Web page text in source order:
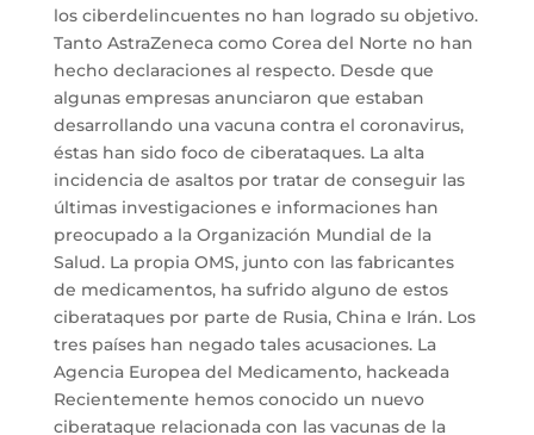
los ciberdelincuentes no han logrado su objetivo.
Tanto AstraZeneca como Corea del Norte no han
hecho declaraciones al respecto. Desde que
algunas empresas anunciaron que estaban
desarrollando una vacuna contra el coronavirus,
éstas han sido foco de ciberataques. La alta
incidencia de asaltos por tratar de conseguir las
últimas investigaciones e informaciones han
preocupado a la Organización Mundial de la
Salud. La propia OMS, junto con las fabricantes
de medicamentos, ha sufrido alguno de estos
ciberataques por parte de Rusia, China e Irán. Los
tres países han negado tales acusaciones. La
Agencia Europea del Medicamento, hackeada
Recientemente hemos conocido un nuevo
ciberataque relacionada con las vacunas de la